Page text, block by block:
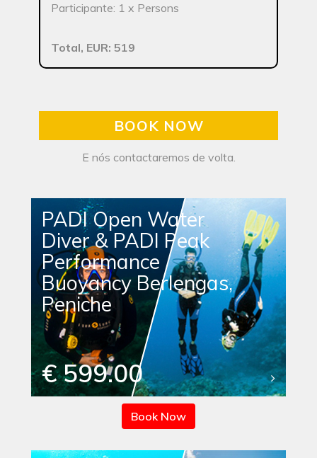
Participante: 1 x Persons
Total, EUR: 519
BOOK NOW
E nós contactaremos de volta.
PADI Open Water
Diver & PADI Peak
Performance
Buoyancy Berlengas,
Peniche
€ 599.00
Book Now